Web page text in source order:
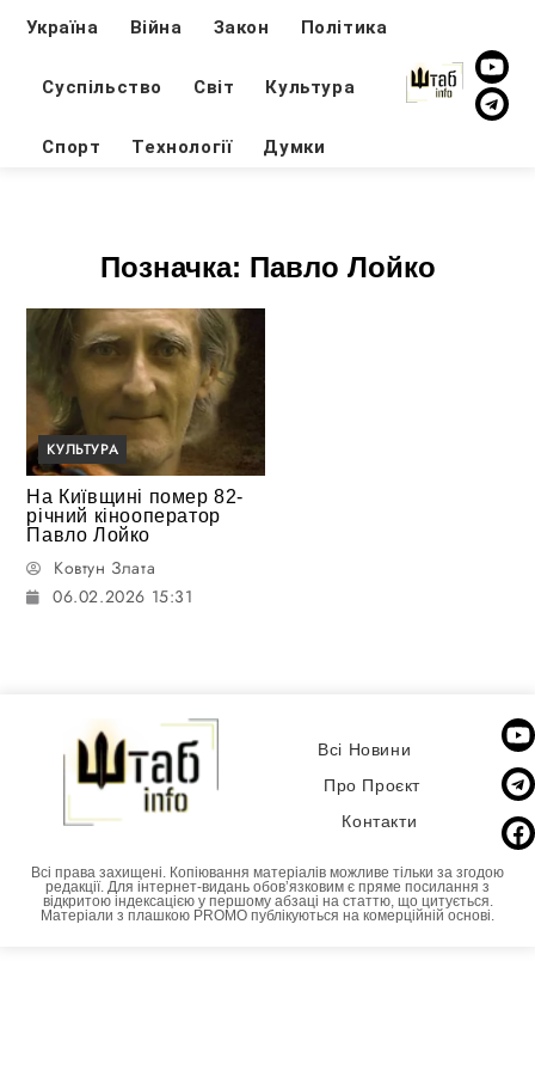
Україна Війна Закон Політика
Суспільство Світ Культура
Спорт Технології Думки
Позначка: Павло Лойко
КУЛЬТУРА
На Київщині помер 82-
річний кінооператор
Павло Лойко
Ковтун Злата
06.02.2026 15:31
Всі Новини
Про Проєкт
Контакти
Всі права захищені. Копіювання матеріалів можливе тільки за згодою
редакції. Для інтернет-видань обовʼязковим є пряме посилання з
відкритою індексацією у першому абзаці на статтю, що цитується.
Матеріали з плашкою PROMO публікуються на комерційній основі.